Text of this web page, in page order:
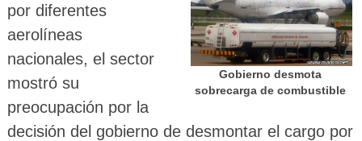
Gobierno desmota
sobrecarga de combustible
por diferentes
aerolíneas
nacionales, el sector
mostró su
preocupación por la
decisión del gobierno de desmontar el cargo por